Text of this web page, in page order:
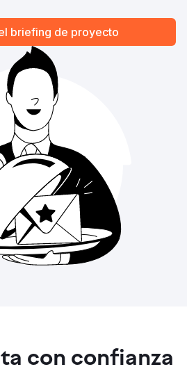
briefing de proyecto
con confianza